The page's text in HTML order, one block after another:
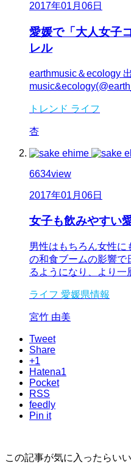
2017年01月06日
愛媛で「大人女子
レル
earthmusic＆ecology
トレンド ライフ
杏
6634view
2017年01月06日
女子も飲みやすい
男性はもちろん女性に
の和食ブームの影響で
るようになり、より
ライフ 愛媛県情報
宮竹 由美
Tweet
Share
+1
Hatena1
Pocket
RSS
feedly
Pin it
この記事が気に入ったらい